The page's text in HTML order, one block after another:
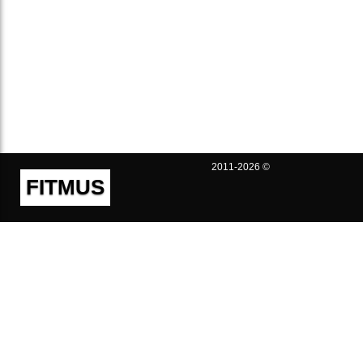
FITMUS
2011-2026 ©